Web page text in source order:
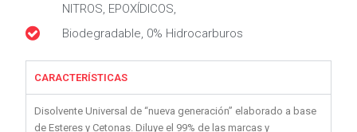
NITROS, EPOXÍDICOS,
Biodegradable, 0% Hidrocarburos
CARACTERÍSTICAS
Disolvente Universal de “nueva generación” elaborado a base
de Esteres y Cetonas. Diluye el 99% de las marcas y